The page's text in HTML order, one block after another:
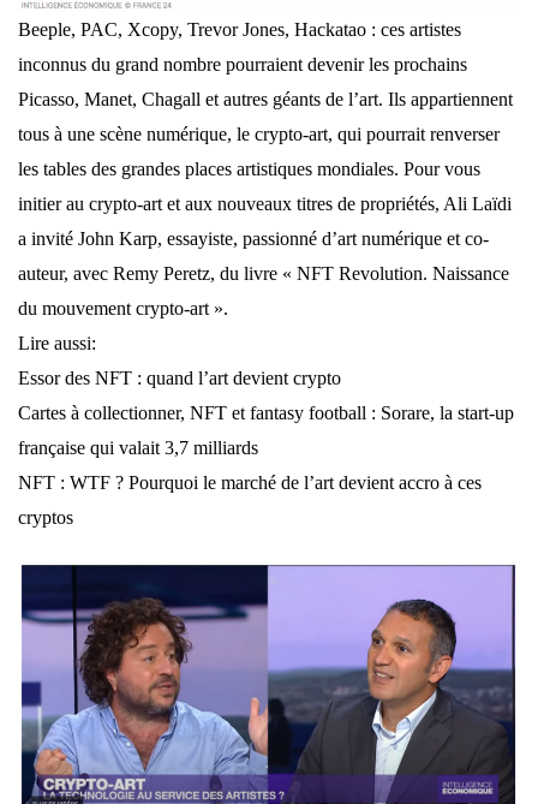
Beeple, PAC, Xcopy, Trevor Jones, Hackatao : ces artistes
inconnus du grand nombre pourraient devenir les prochains
Picasso, Manet, Chagall et autres géants de l’art. Ils appartiennent
tous à une scène numérique, le crypto-art, qui pourrait renverser
les tables des grandes places artistiques mondiales. Pour vous
initier au crypto-art et aux nouveaux titres de propriétés, Ali Laïdi
a invité John Karp, essayiste, passionné d’art numérique et co-
auteur, avec Remy Peretz, du livre « NFT Revolution. Naissance
du mouvement crypto-art ».
Lire aussi:
Essor des NFT : quand l’art devient crypto
Cartes à collectionner, NFT et fantasy football : Sorare, la start-up
française qui valait 3,7 milliards
NFT : WTF ? Pourquoi le marché de l’art devient accro à ces
cryptos